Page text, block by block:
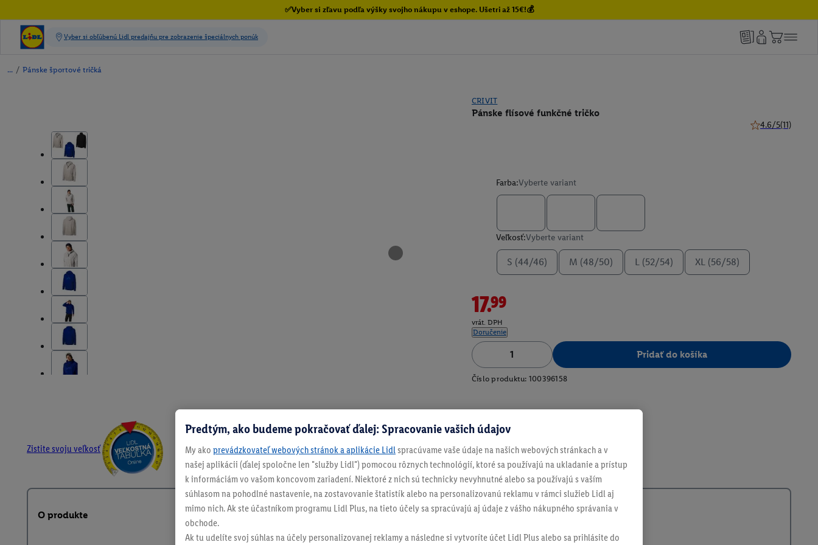
✅Vyber si zľavu podľa výšky svojho nákupu v eshope. Ušetri až 15€!💰
/ Pánske športové tričká
CRIVIT
Pánske flísové funkčné tričko
4.6/5(11)
Farba:Vyberte variant
Veľkosť:Vyberte variant
S (44/46) M (48/50) L (52/54) XL (56/58)
17.99
vrát. DPH
Doručenie
Pridať do košíka
Číslo produktu: 100396158
Zistite svoju veľkosť
O produkte
Predtým, ako budeme pokračovať ďalej: Spracovanie vašich údajov
My ako prevádzkovateľ webových stránok a aplikácie Lidl spracúvame vaše údaje na našich webových stránkach a v
našej aplikácii (ďalej spoločne len "služby Lidl") pomocou rôznych technológií, ktoré sa používajú na ukladanie a prístup
k informáciám vo vašom koncovom zariadení. Niektoré z nich sú technicky nevyhnutné alebo sa používajú s vaším
súhlasom na pohodlné nastavenie, na zostavovanie štatistík alebo na personalizovanú reklamu v rámci služieb Lidl aj
mimo nich. Ak ste účastníkom programu Lidl Plus, na tieto účely sa spracúvajú aj údaje z vášho nákupného správania v
obchode.
Ak tu udelíte svoj súhlas na účely personalizovanej reklamy a následne si vytvoríte účet Lidl Plus alebo sa prihlásite do